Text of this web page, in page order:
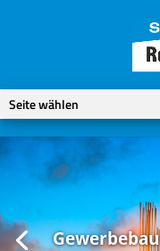
Seite wählen
Gewerbebau